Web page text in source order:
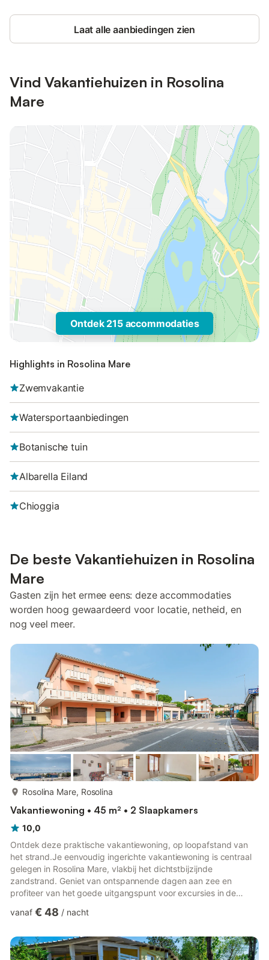
Laat alle aanbiedingen zien
Vind Vakantiehuizen in Rosolina
Mare
Ontdek 215 accommodaties
Highlights in Rosolina Mare
Zwemvakantie
Watersportaanbiedingen
Botanische tuin
Albarella Eiland
Chioggia
De beste Vakantiehuizen in Rosolina
Mare
Gasten zijn het ermee eens: deze accommodaties
worden hoog gewaardeerd voor locatie, netheid, en
nog veel meer.
Rosolina Mare, Rosolina
Vakantiewoning • 45 m² • 2 Slaapkamers
10,0
Ontdek deze praktische vakantiewoning, op loopafstand van
het strand.Je eenvoudig ingerichte vakantiewoning is centraal
gelegen in Rosolina Mare, vlakbij het dichtstbijzijnde
zandstrand. Geniet van ontspannende dagen aan zee en
profiteer van het goede uitgangspunt voor excursies in de
wat je nodig hebt voor je verblijf. Het appartement heeft een
eettafel en een kleine zithoek. Het balkon nodigt je uit om te
genieten van de frisse zeelucht en de dag af te sluiten met een
vanaf € 48 / nacht